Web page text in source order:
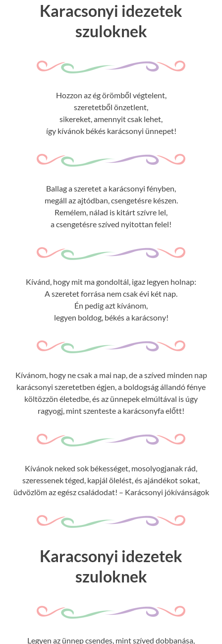
Karacsonyi idezetek
szuloknek
Hozzon az ég örömből végtelent,
szeretetből önzetlent,
sikereket, amennyit csak lehet,
így kívánok békés karácsonyi ünnepet!
Ballag a szeretet a karácsonyi fényben,
megáll az ajtódban, csengetésre készen.
Remélem, nálad is kitárt szívre lel,
a csengetésre szíved nyitottan felel!
Kívánd, hogy mit ma gondoltál, igaz legyen holnap:
A szeretet forrása nem csak évi két nap.
Én pedig azt kívánom,
legyen boldog, békés a karácsony!
Kívánom, hogy ne csak a mai nap, de a szíved minden nap
karácsonyi szeretetben égjen, a boldogság állandó fénye
költözzön életedbe, és az ünnepek elmúltával is úgy
ragyogj, mint szenteste a karácsonyfa előtt!
Kívánok neked sok békességet, mosolyogjanak rád,
szeressenek téged, kapjál ölelést, és ajándékot sokat,
üdvözlöm az egész családodat! – Karácsonyi jókívánságok
Karacsonyi idezetek
szuloknek
Legyen az ünnep csendes, mint szíved dobbanása,